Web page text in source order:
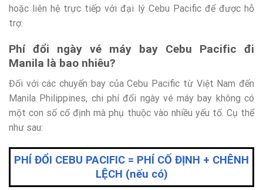
hoặc liên hệ trực tiếp với đại lý Cebu Pacific để được hỗ
trợ.
Phí đổi ngày vé máy bay Cebu Pacific đi
Manila là bao nhiêu?
Đối với các chuyến bay của Cebu Pacific từ Việt Nam đến
Manila Philippines, chi phí đổi ngày vé máy bay không có
một con số cố định mà phụ thuộc vào nhiều yếu tố. Cụ thể
như sau:
PHÍ ĐỔI CEBU PACIFIC = PHÍ CỐ ĐỊNH + CHÊNH
LỆCH (nếu có)